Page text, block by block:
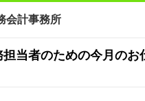
会計事務所
担当者のための今月のお